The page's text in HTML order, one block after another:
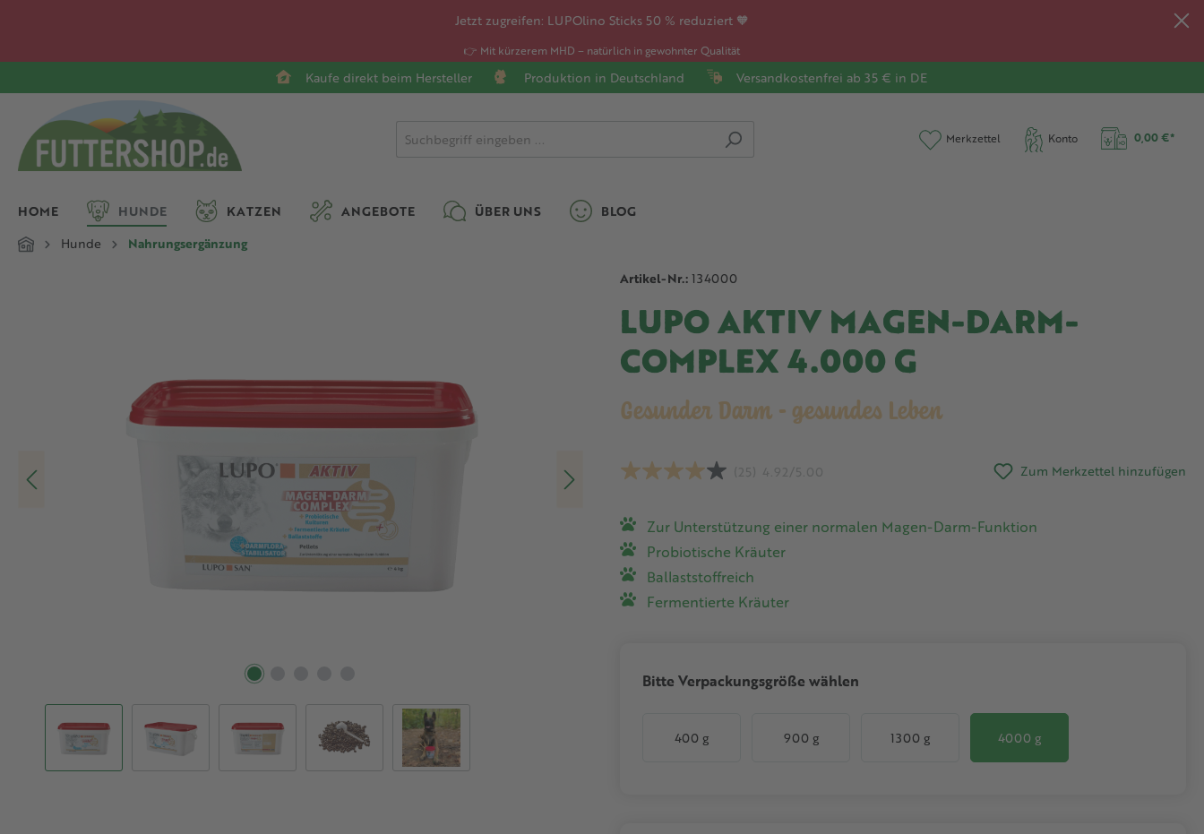
Jetzt zugreifen: LUPOlino Sticks 50 % reduziert 🧡
👉 Mit kürzerem MHD – natürlich in gewohnter Qualität
Kaufe direkt beim Hersteller Produktion in Deutschland Versandkostenfrei ab 35 € in DE
Merkzettel Konto 0,00 €*
HOME HUNDE KATZEN ANGEBOTE ÜBER UNS BLOG
Hunde Nahrungsergänzung
Artikel-Nr.: 134000
LUPO AKTIV MAGEN-DARM-
COMPLEX 4.000 G
Gesunder Darm - gesundes Leben
Zum Merkzettel hinzufügen
Zur Unterstützung einer normalen Magen-Darm-Funktion
Probiotische Kräuter
Ballaststoffreich
Fermentierte Kräuter
Bitte Verpackungsgröße wählen
400 g 900 g 1300 g 4000 g